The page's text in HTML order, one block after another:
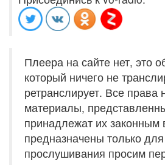
Плеера на сайте нет, это
который ничего не
ретранслирует. Все права
материалы,
принадлежат их законным
предназначены только
прослушивания просим